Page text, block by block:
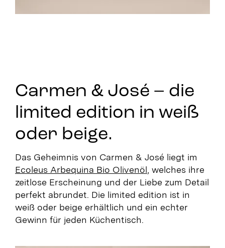
Carmen & José – die
limited edition in weiß
oder beige.
Das Geheimnis von Carmen & José liegt im
Ecoleus Arbequina Bio Olivenöl, welches ihre
zeitlose Erscheinung und der Liebe zum Detail
perfekt abrundet. Die limited edition ist in
weiß oder beige erhältlich und ein echter
Gewinn für jeden Küchentisch.